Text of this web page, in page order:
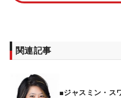
場でプロポーズ。「最高の日
たわ！」と答えはもちろん
からなかった」と、サプラ
関連記事
■ジャスミン・ス